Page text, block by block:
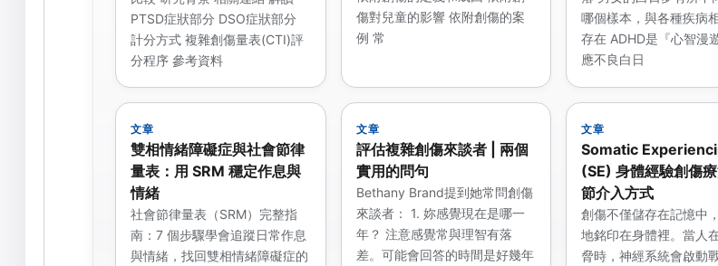
PTSD症狀部分 DSO症狀部分
計分方式 複雜創傷量表(CTI)評
分程序 參考資料
傷對兒童的影響 依附創傷的案
例 常
哪個樣本，與各種疾病
存在 ADHD是『心智漫
應不良白日
文章
雙相情緒障礙症與社會節律
量表：用 SRM 穩定作息與
情緒
社會節律量表（SRM）完整指
南：7 個步驟學會追蹤日常作息
與情緒，找回雙相情緒障礙症的
文章
評估複雜創傷來談者 | 兩個
實用的問句
Bethany Brand提到她常問創傷
來談者： 1. 妳感覺現在是哪一
年？ 注意感覺常與理智有落
差。可能會回答的時間是好幾年
文章
Somatic
(SE) 身體經驗創傷
節介入方式
創傷不僅儲存在記憶中
地銘印在身體裡。當人
脅時，神經系統會啟動